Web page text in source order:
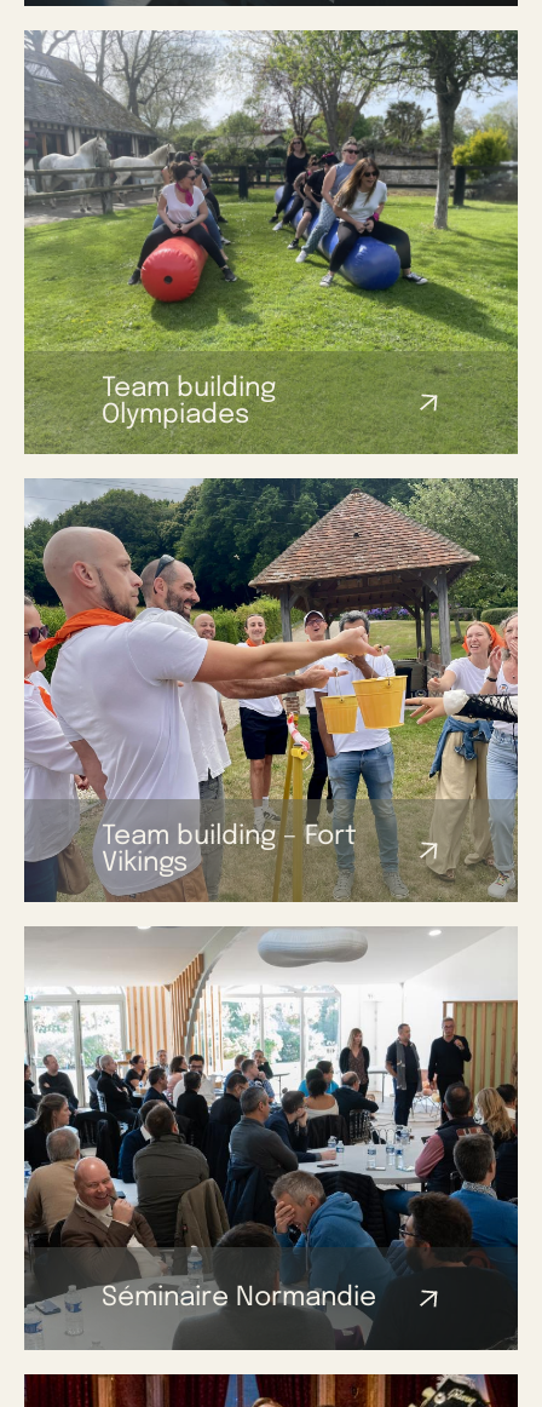
Team building
Olympiades
Team building – Fort
Vikings
Séminaire Normandie